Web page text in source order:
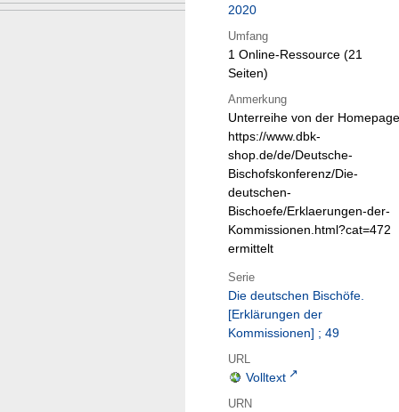
2020
Umfang
1 Online-Ressource (21
Seiten)
Anmerkung
Unterreihe von der Homepage
https://www.dbk-
shop.de/de/Deutsche-
Bischofskonferenz/Die-
deutschen-
Bischoefe/Erklaerungen-der-
Kommissionen.html?cat=472
ermittelt
Serie
Die deutschen Bischöfe.
[Erklärungen der
Kommissionen] ; 49
URL
Volltext
URN